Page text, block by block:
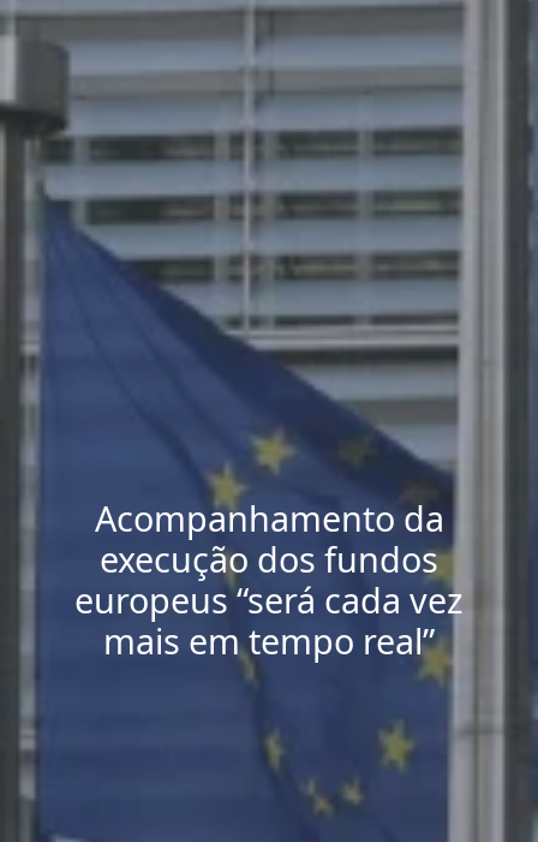
Acompanhamento da
execução dos fundos
europeus “será cada vez
mais em tempo real”